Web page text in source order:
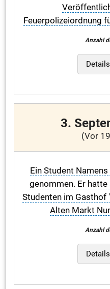
Feuerpolizeiordnung
Anzahl
3.
(Vor
Ein Student
genommen. Er
Studenten im Gasthof
Alten Markt
Anzahl